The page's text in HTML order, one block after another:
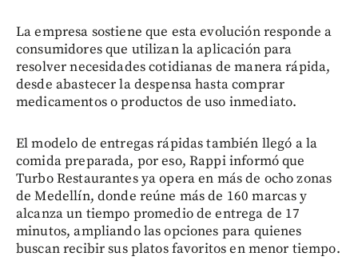
La empresa sostiene que esta evolución responde a
consumidores que utilizan la aplicación para
resolver necesidades cotidianas de manera rápida,
desde abastecer la despensa hasta comprar
medicamentos o productos de uso inmediato.
El modelo de entregas rápidas también llegó a la
comida preparada, por eso, Rappi informó que
Turbo Restaurantes ya opera en más de ocho zonas
de Medellín, donde reúne más de 160 marcas y
alcanza un tiempo promedio de entrega de 17
minutos, ampliando las opciones para quienes
buscan recibir sus platos favoritos en menor tiempo.